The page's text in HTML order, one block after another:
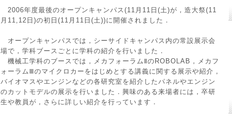
2006年度最後のオープンキャンパス(11月11日(土)が，造大祭(11
月11,12日)の初日(11月11日(土))に開催されました．
オープンキャンパスでは，シーサイドキャンパス内の常設展示会
場で，学科ブースごとに学科の紹介を行いました．
機械工学科のブースでは，メカフォーラムⅡのROBOLAB，メカフ
ォーラムⅢのマイクロカーをはじめとする講義に関する展示や紹介，
バイオマスやエンジンなどの各研究室を紹介したパネルやエンジン
のカットモデルの展示を行いました．興味のある来場者には，卒研
生や教員が，さらに詳しい紹介を行っています．